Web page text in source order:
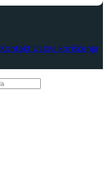
Kontakt Uslovi korišćenja